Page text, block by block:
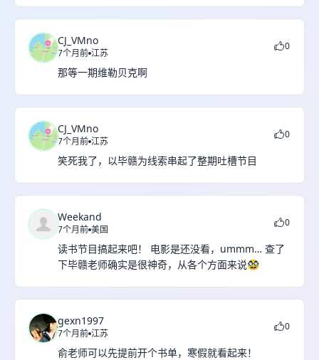
CJ_VMno
7个月前 江苏
0
那等一期维勒贝克啊
CJ_VMno
7个月前 江苏
0
笑死我了，以毕赣为线索串起了整期吐槽节目
Weekand
7个月前 美国
0
读书节目搞起来吧！ 电影是还没看，ummm… 查了
下毕赣老师确实是很神奇，从各个方面来说🥸
gexn1997
7个月前 江苏
0
俞老师可以先提前开个书单，寒假就看起来！